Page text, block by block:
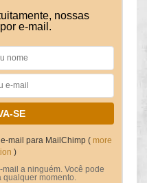
nossas
e-mail.
mail para MailChimp ( more
)
a ninguém. Você pode
qualquer momento.